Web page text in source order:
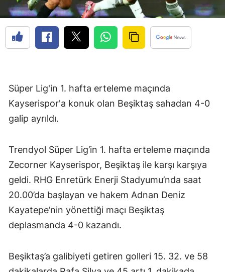
Süper Lig'in 1. hafta erteleme maçında
Kayserispor'a konuk olan Beşiktaş sahadan 4-0
galip ayrıldı.
Trendyol Süper Lig’in 1. hafta erteleme maçında
Zecorner Kayserispor, Beşiktaş ile karşı karşıya
geldi. RHG Enretürk Enerji Stadyumu’nda saat
20.00’da başlayan ve hakem Adnan Deniz
Kayatepe’nin yönettiği maçı Beşiktaş
deplasmanda 4-0 kazandı.
Beşiktaş’a galibiyeti getiren golleri 15. 32. ve 58